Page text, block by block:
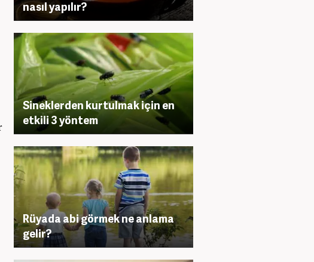
nasıl yapılır?
Sineklerden kurtulmak için en
etkili 3 yöntem
Rüyada abi görmek ne anlama
gelir?